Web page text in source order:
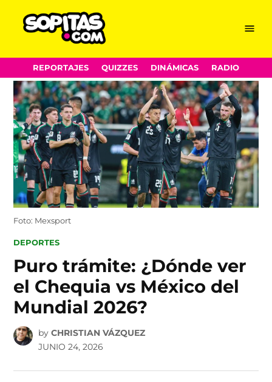
Skip
to
content
Menu
REPORTAJES QUIZZES DINÁMICAS RADIO
Foto: Mexsport
POSTED
DEPORTES
Puro trámite: ¿Dónde ver
el Chequia vs México del
Mundial 2026?
by CHRISTIAN VÁZQUEZ
JUNIO 24, 2026